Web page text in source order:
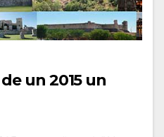
un 2015 un